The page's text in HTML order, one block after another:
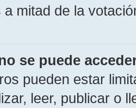
a mitad de la
se puede
pueden estar
leer, publicar o